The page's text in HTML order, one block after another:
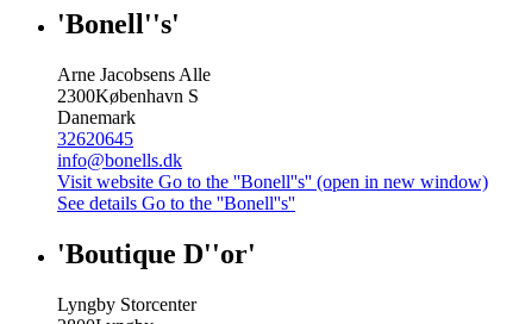
'Bonell''s'
Arne Jacobsens Alle
2300København S
Danemark
32620645
info@bonells.dk
Visit website Go to the ''Bonell''s'' (open in new window)
See details Go to the ''Bonell''s''
'Boutique D''or'
Lyngby Storcenter